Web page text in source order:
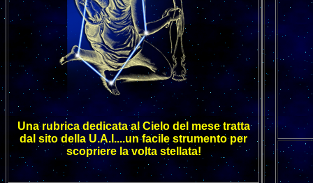
Una rubrica dedicata al Cielo del mese tratta
dal sito della U.A.I....un facile strumento per
scopriere la volta stellata!